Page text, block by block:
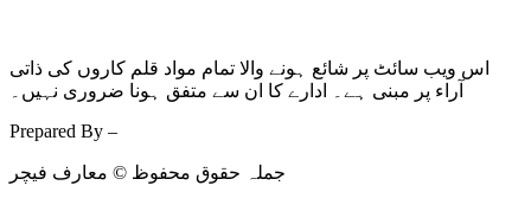
اس ویب سائٹ پر شائع ہونے والا تمام مواد قلم کاروں کی ذاتی
آراء پر مبنی ہے۔ ادارے کا ان سے متفق ہونا ضروری نہیں۔
Prepared By –
جملہ حقوق محفوظ © معارف فیچر